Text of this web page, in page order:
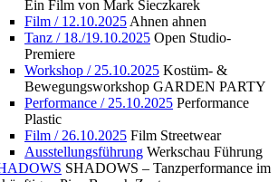
Ein Film von Mark Sieczkarek
Film / 12.10.2025 Ahnen ahnen
Tanz / 18./19.10.2025 Open Studio-
Premiere
Workshop / 25.10.2025 Kostüm- &
Bewegungsworkshop GARDEN PARTY
Performance / 25.10.2025 Performance
Plastic
Film / 26.10.2025 Film Streetwear
Ausstellungsführung Werkschau Führung
SHADOWS – Tanzperformance im